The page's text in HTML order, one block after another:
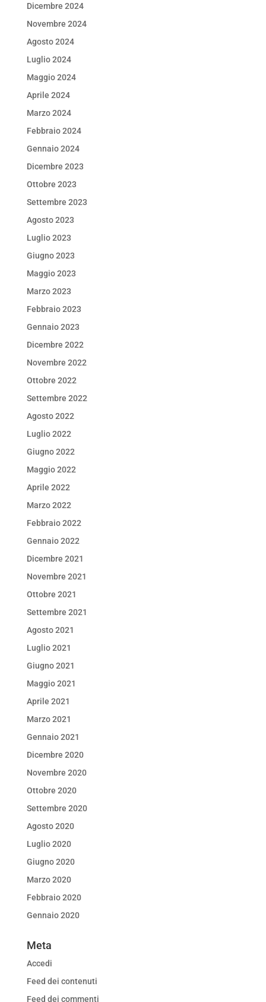
Dicembre 2024
Novembre 2024
Agosto 2024
Luglio 2024
Maggio 2024
Aprile 2024
Marzo 2024
Febbraio 2024
Gennaio 2024
Dicembre 2023
Ottobre 2023
Settembre 2023
Agosto 2023
Luglio 2023
Giugno 2023
Maggio 2023
Marzo 2023
Febbraio 2023
Gennaio 2023
Dicembre 2022
Novembre 2022
Ottobre 2022
Settembre 2022
Agosto 2022
Luglio 2022
Giugno 2022
Maggio 2022
Aprile 2022
Marzo 2022
Febbraio 2022
Gennaio 2022
Dicembre 2021
Novembre 2021
Ottobre 2021
Settembre 2021
Agosto 2021
Luglio 2021
Giugno 2021
Maggio 2021
Aprile 2021
Marzo 2021
Gennaio 2021
Dicembre 2020
Novembre 2020
Ottobre 2020
Settembre 2020
Agosto 2020
Luglio 2020
Giugno 2020
Marzo 2020
Febbraio 2020
Gennaio 2020
Meta
Accedi
Feed dei contenuti
Feed dei commenti